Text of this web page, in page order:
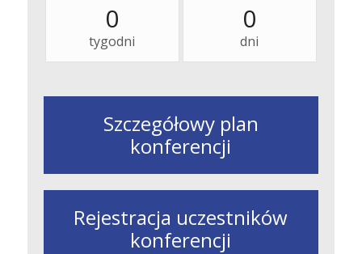
0
tygodni
0
dni
Szczegółowy plan
konferencji
Rejestracja uczestników
konferencji